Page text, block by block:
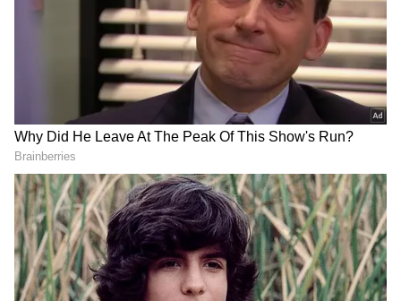
Image Credit :Getty
இன்சுலின் வைக்கும் இடம் முக்கியம்:
நீங்க இன்சுலின் பயன்படுத்துபவரா?